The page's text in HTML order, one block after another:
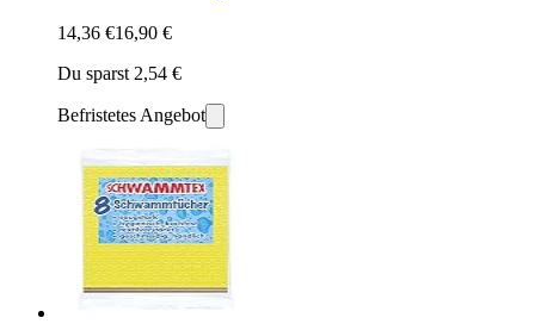
14,36 €16,90 €
Du sparst 2,54 €
Befristetes Angebot